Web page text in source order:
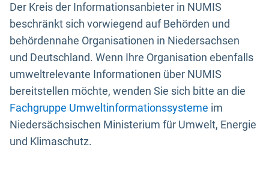
Der Kreis der Informationsanbieter in NUMIS
beschränkt sich vorwiegend auf Behörden und
behördennahe Organisationen in Niedersachsen
und Deutschland. Wenn Ihre Organisation ebenfalls
umweltrelevante Informationen über NUMIS
bereitstellen möchte, wenden Sie sich bitte an die
Fachgruppe Umweltinformationssysteme im
Niedersächsischen Ministerium für Umwelt, Energie
und Klimaschutz.